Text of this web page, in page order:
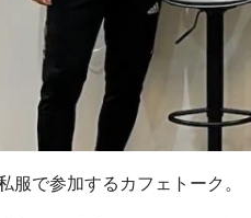
服で参加するカフェトーク。